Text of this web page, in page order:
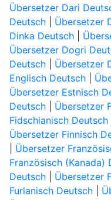
Übersetzer Dari
Deutsch| Übersetzer
Dinka Deutsch|
Übersetzer Dogri
Deutsch| Übersetzer
Englisch Deutsch|
Übersetzer Estnisch
Deutsch| Übersetzer
Fidschianisch Deutsch|
Übersetzer Finnisch
Übersetzer
Französisch (Kanada)
Deutsch| Übersetzer
Furlanisch Deutsch|